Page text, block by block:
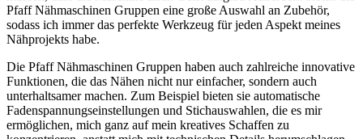
Pfaff Nähmaschinen Gruppen eine große Auswahl an Zubehör,
sodass ich immer das perfekte Werkzeug für jeden Aspekt meines
Nähprojekts habe.
Die Pfaff Nähmaschinen Gruppen haben auch zahlreiche innovative
Funktionen, die das Nähen nicht nur einfacher, sondern auch
unterhaltsamer machen. Zum Beispiel bieten sie automatische
Fadenspannungseinstellungen und Stichauswahlen, die es mir
ermöglichen, mich ganz auf mein kreatives Schaffen zu